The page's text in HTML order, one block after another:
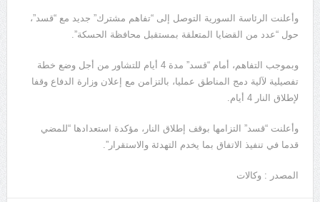
وأعلنت الرئاسة السورية التوصل إلى “تفاهم مشترك” جديد مع “قسد”،
حول “عدد من القضايا المتعلقة بمستقبل محافظة الحسكة”.
وبموجب التفاهم، أمام “قسد” مدة 4 أيام للتشاور من أجل وضع خطة
تفصيلية لآلية دمج المناطق عمليا، بالتزامن مع إعلان وزارة الدفاع وقفا
لإطلاق النار 4 أيام.
وأعلنت “قسد” التزامها بوقف إطلاق النار، مؤكدة استعدادها “للمضي
قدما في تنفيذ الاتفاق بما يخدم التهدئة والاستقرار”.
المصدر : وكالات